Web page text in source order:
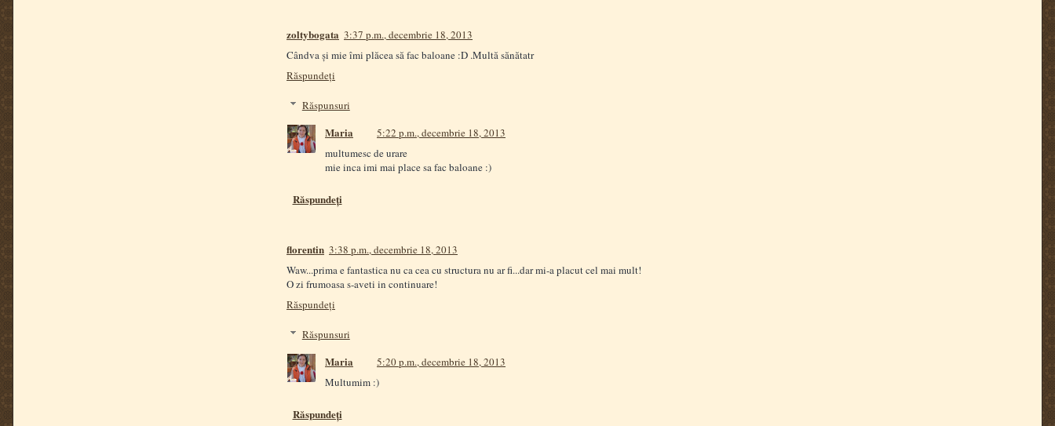
zoltybogata 3:37 p.m., decembrie 18, 2013
Cândva și mie îmi plăcea să fac baloane :D .Multă sănătatr
Răspundeți
Răspunsuri
Maria
5:22 p.m., decembrie 18, 2013
multumesc de urare
mie inca imi mai place sa fac baloane :)
Răspundeți
florentin 3:38 p.m., decembrie 18, 2013
Waw...prima e fantastica nu ca cea cu structura nu ar fi...dar mi-a placut cel mai mult!
O zi frumoasa s-aveti in continuare!
Răspundeți
Răspunsuri
Maria
5:20 p.m., decembrie 18, 2013
Multumim :)
Răspundeți